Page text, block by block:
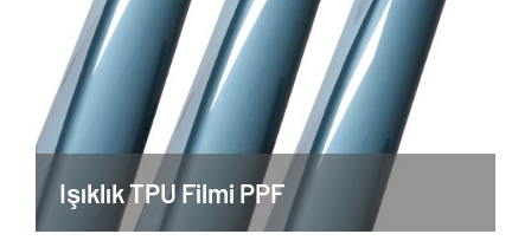
Işıklık TPU Filmi PPF